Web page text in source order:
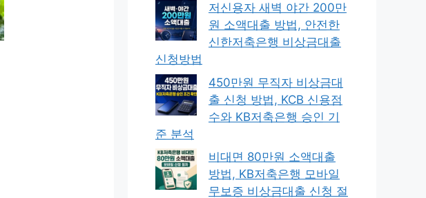
저신용자 새벽 야간 200만
원 소액대출 방법, 안전한
신한저축은행 비상금대출
신청방법
450만원 무직자 비상금대
출 신청 방법, KCB 신용점
수와 KB저축은행 승인 기
준 분석
비대면 80만원 소액대출
방법, KB저축은행 모바일
무보증 비상금대출 신청 절